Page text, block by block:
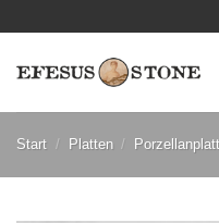
springen
Start / Platten /